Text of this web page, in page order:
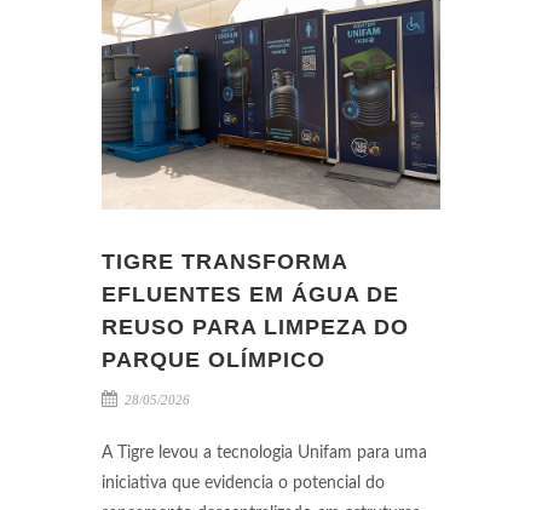
TIGRE TRANSFORMA
EFLUENTES EM ÁGUA DE
REUSO PARA LIMPEZA DO
PARQUE OLÍMPICO
28/05/2026
A Tigre levou a tecnologia Unifam para uma
iniciativa que evidencia o potencial do